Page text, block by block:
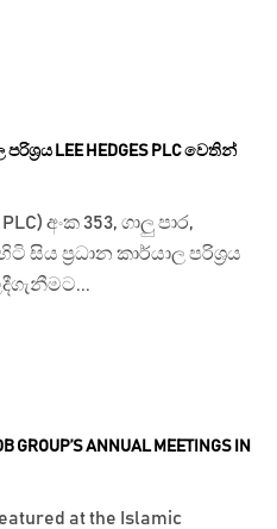
GROUP’S ANNUAL MEETINGS IN
at the Islamic
LEE HEDGES PLC වෙතින්
අංක 353, ගාලු පාර,
සිය ප්‍රධාන කාර්යාල පරිශ්‍රය